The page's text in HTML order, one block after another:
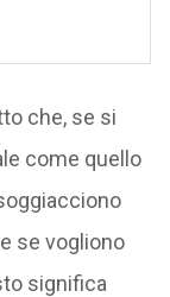
che, se si
come quello
se vogliono
significa